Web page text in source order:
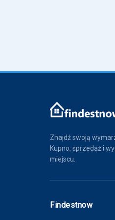
Znajdź swoją
Kupno, sprzedaż i
miejscu.
Findestnow